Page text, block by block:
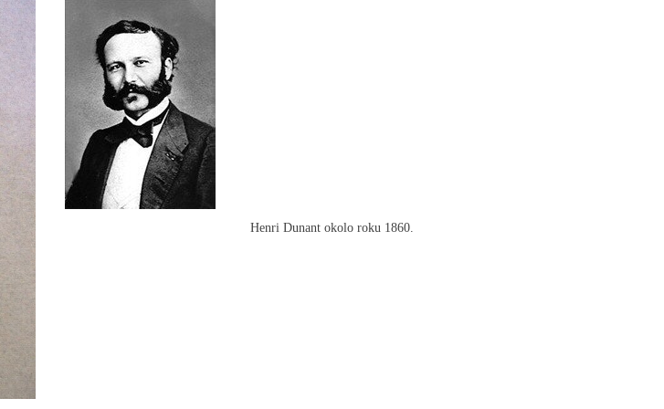
Henri Dunant okolo roku 1860.